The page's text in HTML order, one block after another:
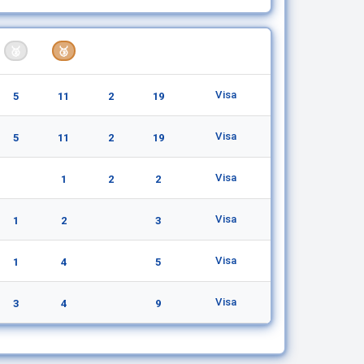
🥈 🥉
5 11 2 19 Visa
5 11 2 19 Visa
1 2 2 Visa
1 2 3 Visa
1 4 5 Visa
3 4 9 Visa